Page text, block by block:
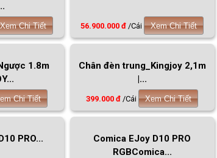
Xem Chi Tiết 56.900.000 đ /Cái Xem Chi Tiết
1.8m
Chi Tiết
Chân đèn trung_Kingjoy 2,1m
|...
399.000 đ /Cái Xem Chi Tiết
PRO...
Comica EJoy D10 PRO
RGBComica...